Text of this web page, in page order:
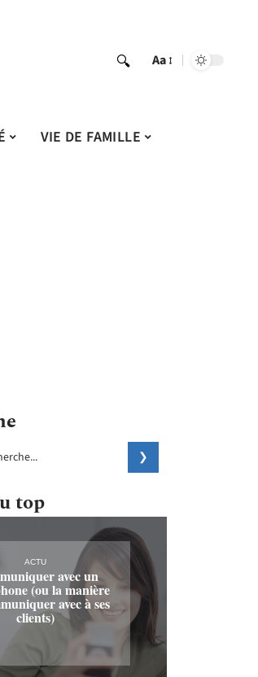
Aa
VIE DE FAMILLE
top
ACTU
avec un
(ou la manière
avec à ses
clients)